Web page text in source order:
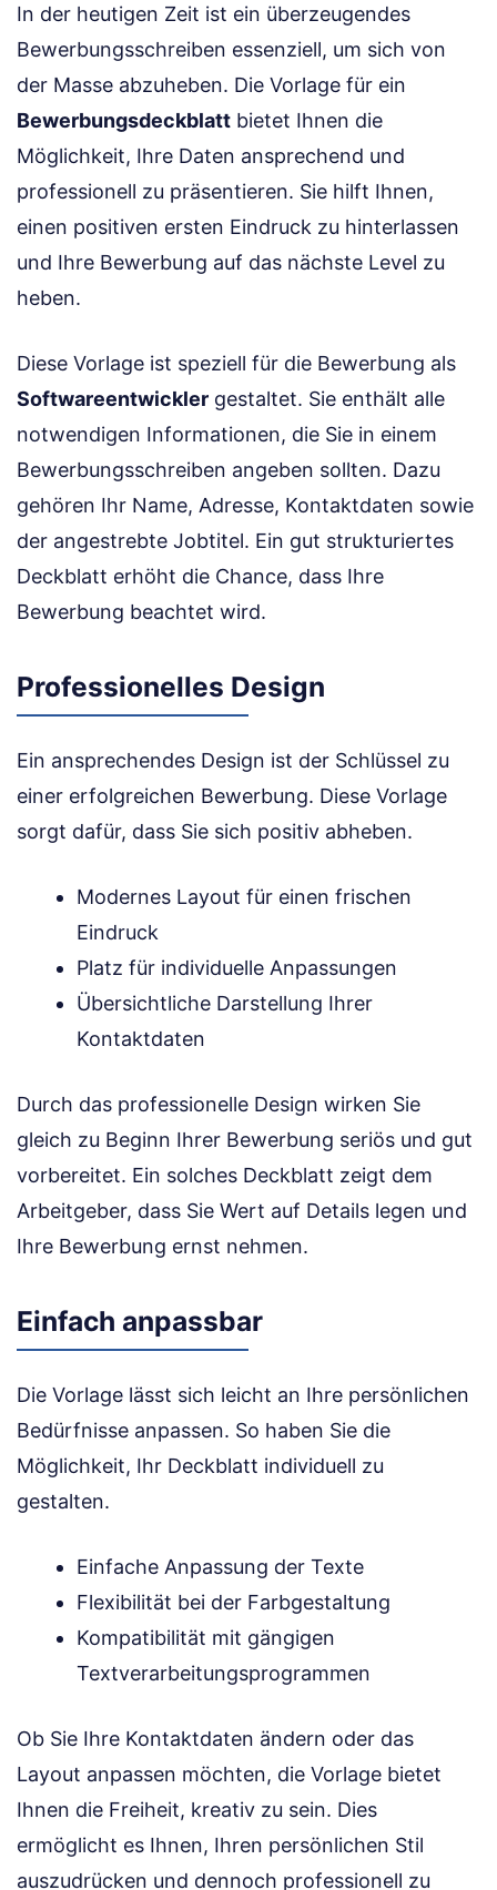
In der heutigen Zeit ist ein überzeugendes
Bewerbungsschreiben essenziell, um sich von
der Masse abzuheben. Die Vorlage für ein
Bewerbungsdeckblatt bietet Ihnen die
Möglichkeit, Ihre Daten ansprechend und
professionell zu präsentieren. Sie hilft Ihnen,
einen positiven ersten Eindruck zu hinterlassen
und Ihre Bewerbung auf das nächste Level zu
heben.
Diese Vorlage ist speziell für die Bewerbung als
Softwareentwickler gestaltet. Sie enthält alle
notwendigen Informationen, die Sie in einem
Bewerbungsschreiben angeben sollten. Dazu
gehören Ihr Name, Adresse, Kontaktdaten sowie
der angestrebte Jobtitel. Ein gut strukturiertes
Deckblatt erhöht die Chance, dass Ihre
Bewerbung beachtet wird.
Professionelles Design
Ein ansprechendes Design ist der Schlüssel zu
einer erfolgreichen Bewerbung. Diese Vorlage
sorgt dafür, dass Sie sich positiv abheben.
Modernes Layout für einen frischen
Eindruck
Platz für individuelle Anpassungen
Übersichtliche Darstellung Ihrer
Kontaktdaten
Durch das professionelle Design wirken Sie
gleich zu Beginn Ihrer Bewerbung seriös und gut
vorbereitet. Ein solches Deckblatt zeigt dem
Arbeitgeber, dass Sie Wert auf Details legen und
Ihre Bewerbung ernst nehmen.
Einfach anpassbar
Die Vorlage lässt sich leicht an Ihre persönlichen
Bedürfnisse anpassen. So haben Sie die
Möglichkeit, Ihr Deckblatt individuell zu
gestalten.
Einfache Anpassung der Texte
Flexibilität bei der Farbgestaltung
Kompatibilität mit gängigen
Textverarbeitungsprogrammen
Ob Sie Ihre Kontaktdaten ändern oder das
Layout anpassen möchten, die Vorlage bietet
Ihnen die Freiheit, kreativ zu sein. Dies
ermöglicht es Ihnen, Ihren persönlichen Stil
auszudrücken und dennoch professionell zu